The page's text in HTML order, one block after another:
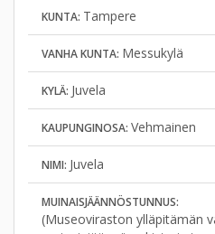
KUNTA: Tampere
VANHA KUNTA: Messukylä
KYLÄ: Juvela
KAUPUNGINOSA: Vehmainen
NIMI: Juvela
MUINAISJÄÄNNÖSTUNNUS:
(Museoviraston ylläpitämän